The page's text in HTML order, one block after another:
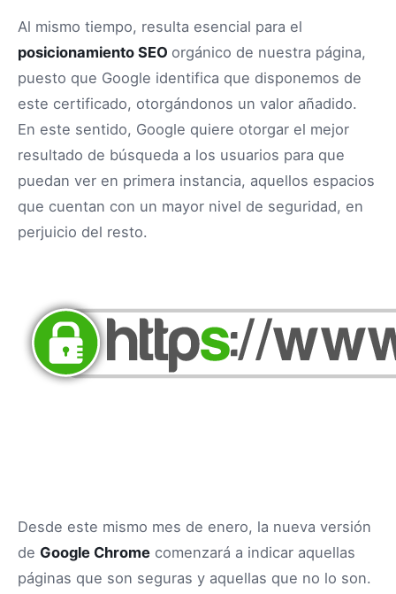
Al mismo tiempo, resulta esencial para el
posicionamiento SEO orgánico de nuestra página,
puesto que Google identifica que disponemos de
este certificado, otorgándonos un valor añadido.
En este sentido, Google quiere otorgar el mejor
resultado de búsqueda a los usuarios para que
puedan ver en primera instancia, aquellos espacios
que cuentan con un mayor nivel de seguridad, en
perjuicio del resto.
Desde este mismo mes de enero, la nueva versión
de Google Chrome comenzará a indicar aquellas
páginas que son seguras y aquellas que no lo son.